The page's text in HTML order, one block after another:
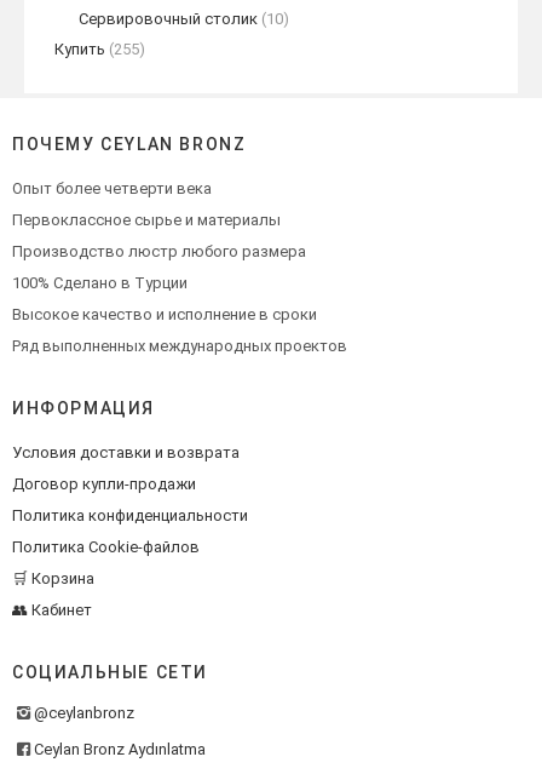
Сервировочный столик (10)
Купить (255)
ПОЧЕМУ CEYLAN BRONZ
Опыт более четверти века
Первоклассное сырье и материалы
Производство люстр любого размера
100% Сделано в Турции
Высокое качество и исполнение в сроки
Ряд выполненных международных проектов
ИНФОРМАЦИЯ
Условия доставки и возврата
Договор купли-продажи
Политика конфиденциальности
Политика Cookie-файлов
🛒 Корзина
👥 Кабинет
СОЦИАЛЬНЫЕ СЕТИ
@ceylanbronz
Ceylan Bronz Aydınlatma